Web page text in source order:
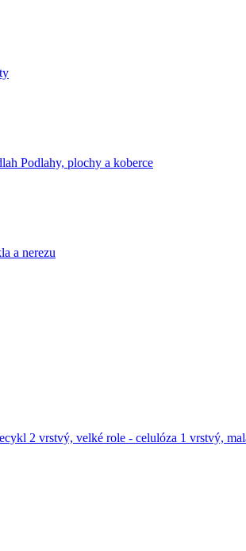
Podlahy, plochy a koberce
a nerezu
2 vrstvý, velké role - celulóza 1 vrstvý,